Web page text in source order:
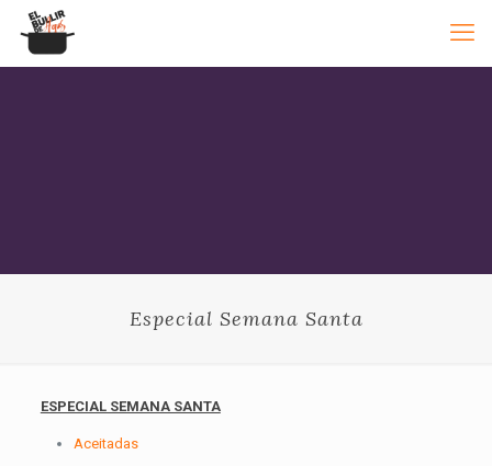
Especial Semana Santa
ESPECIAL SEMANA SANTA
Aceitadas